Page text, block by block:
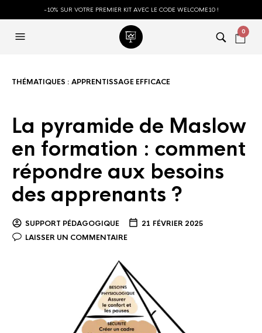
-10% SUR VOTRE PREMIER KIT AVEC LE CODE WELCOME10 !
0
THÉMATIQUES : APPRENTISSAGE EFFICACE
La pyramide de Maslow
en formation : comment
répondre aux besoins
des apprenants ?
SUPPORT PÉDAGOGIQUE
21 FÉVRIER 2025
LAISSER UN COMMENTAIRE